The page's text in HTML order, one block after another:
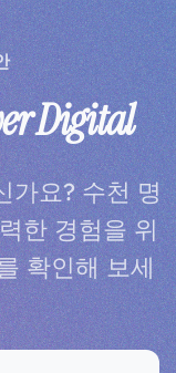
Digital
가요? 수천 명
한 경험을 위
확인해 보세